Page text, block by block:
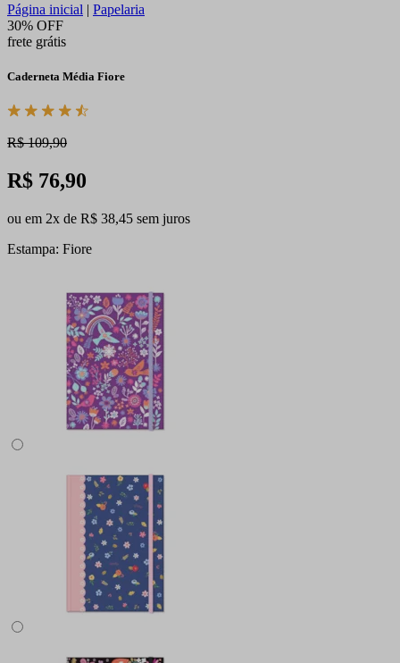
Página inicial | Papelaria
30% OFF
frete grátis
Caderneta Média Fiore
R$ 109,90
R$ 76,90
ou em 2x de R$ 38,45 sem juros
Estampa: Fiore